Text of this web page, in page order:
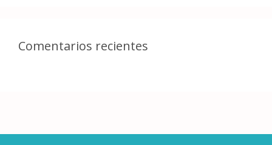
Comentarios recientes